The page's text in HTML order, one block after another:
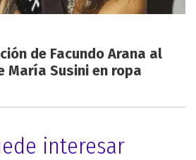
de Facundo Arana al
María Susini en ropa
interesar